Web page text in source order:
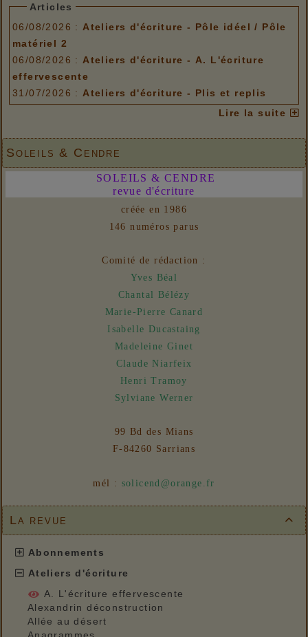
Articles
06/08/2026 : Ateliers d'écriture - Pôle idéel / Pôle
matériel 2
06/08/2026 : Ateliers d'écriture - A. L'écriture
effervescente
31/07/2026 : Ateliers d'écriture - Plis et replis
matériel 2
31/07/2026 :Ateliers d'écriture - Plis et replis
- Un euro ne fait pas le printemps
Lire la suite
Soleils & Cendre
SOLEILS & CENDRE
revue d'écriture
créée en 1986
146 numéros parus
Comité de rédaction :
Yves Béal
Chantal Bélézy
Marie-Pierre Canard
Isabelle Ducastaing
Madeleine Ginet
Claude Niarfeix
Henri Tramoy
Sylviane Werner
99 Bd des Mians
F-84260 Sarrians
mél : solicend@orange.fr

La revue
Abonnements
Ateliers d'écriture
A. L'écriture effervescente
Alexandrin déconstruction
Allée au désert